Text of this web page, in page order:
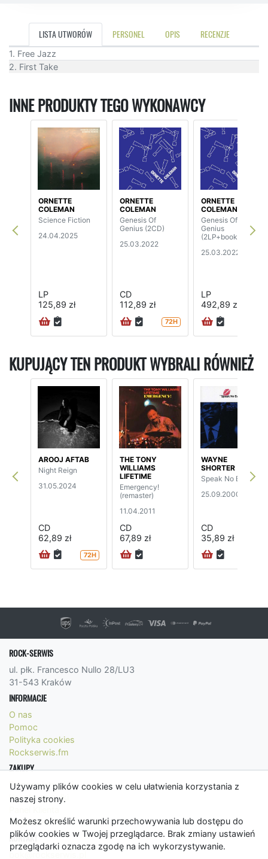
Używamy plików cookies w celu ułatwienia korzystania z
naszej strony.
Możesz określić warunki przechowywania lub dostępu do
plików cookies w Twojej przeglądarce. Brak zmiany ustawień
przeglądarki oznacza zgodę na ich wykorzystywanie.
LISTA UTWORÓW PERSONEL OPIS RECENZJE
1. Free Jazz
2. First Take
INNE PRODUKTY TEGO WYKONAWCY
ORNETTE
COLEMAN
Science Fiction
24.04.2025
LP
125,89 zł
ORNETTE
COLEMAN
Genesis Of
Genius (2CD)
25.03.2022
CD
112,89 zł
72H
ORNETTE
COLEMAN
Genesis Of
Genius
(2LP+book)
25.03.2022
LP
492,89 zł
KUPUJĄCY TEN PRODUKT WYBRALI RÓWNIEŻ
AROOJ AFTAB
Night Reign
31.05.2024
CD
62,89 zł
72H
THE TONY
WILLIAMS
LIFETIME
Emergency!
(remaster)
11.04.2011
CD
67,89 zł
WAYNE
SHORTER
Speak No Evil
25.09.2000
CD
35,89 zł
ROCK-SERWIS
ul. płk. Francesco Nullo 28/LU3
31-543 Kraków
INFORMACJE
O nas
Pomoc
Polityka cookies
Rockserwis.fm
ZAKUPY
Formy płatności
Koszty wysyłki
Regulamin
KONTAKT
bok@rockserwis.pl